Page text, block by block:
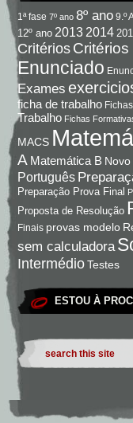
1ª fase 7º ano 8º ano 9.º
12º ano 2013 2014
Critérios
Enunciado
Exames
ficha de trabalho
Trabalho Fichas
MACS
A Matemática B
Português
Preparação Prova Final
Proposta de Resolução
Finais provas modelo
sem calculadora
IntermédioTestes
ESTOU À